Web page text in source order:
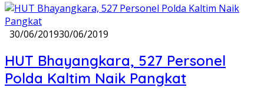
30/06/201930/06/2019
HUT Bhayangkara, 527 Personel
Polda Kaltim Naik Pangkat